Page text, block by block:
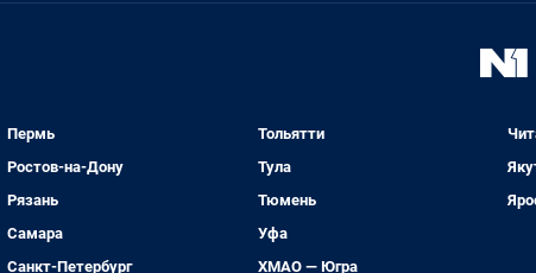
Пермь
Ростов-на-Дону
Рязань
Самара
Санкт-Петербург
Тольятти
Тула
Тюмень
Уфа
ХМАО — Югра